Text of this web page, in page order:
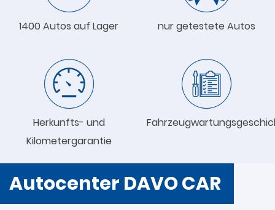
1400 Autos auf Lager nur getestete Autos
Herkunfts- und
Kilometergarantie
Autocenter DAVO CAR